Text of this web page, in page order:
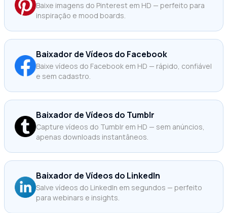
Baixe imagens do Pinterest em HD — perfeito para
inspiração e mood boards.
Baixador de Vídeos do Facebook
Baixe vídeos do Facebook em HD — rápido, confiável
e sem cadastro.
Baixador de Vídeos do Tumblr
Capture vídeos do Tumblr em HD — sem anúncios,
apenas downloads instantâneos.
Baixador de Vídeos do LinkedIn
Salve vídeos do LinkedIn em segundos — perfeito
para webinars e insights.